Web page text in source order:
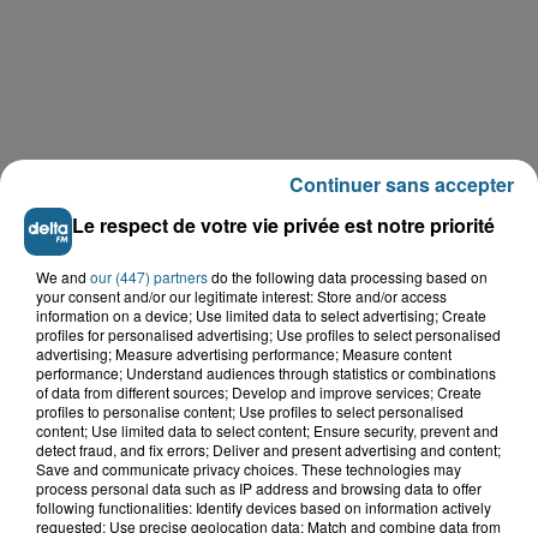
LE TOP DE L'ACTU
Le respect de votre vie privée est notre priorité
We and our (447) partnersdo the following data processing based on
your consent and/or our legitimate interest: Store and/or access
information on a device; Use limited data to select advertising; Create
profiles for personalised advertising; Use profiles to select personalised
advertising; Measure advertising performance; Measure content
performance; Understand audiences through statistics or combinations
of data from different sources; Develop and improve services; Create
profiles to personalise content; Use profiles to select personalised
content; Use limited data to select content; Ensure security, prevent and
detect fraud, and fix errors; Deliver and present advertising and content;
Save and communicate privacy choices. These technologies may
process personal data such as IP address and browsing data to offer
following functionalities: Identify devices based on information actively
requested; Use precise geolocation data; Match and combine data from
Continuer sans accepter